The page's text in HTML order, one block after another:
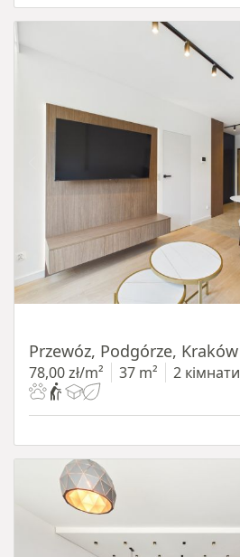
Przewóz, Podgórze, Kraków
78,00 zł/m² 37 m² 2 кімнати